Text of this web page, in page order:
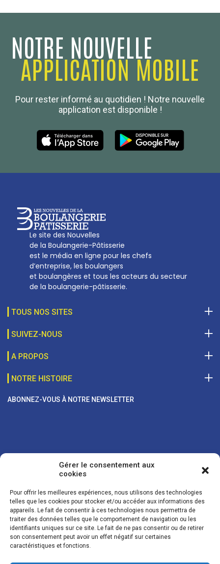
Gérer le consentement aux
cookies
Pour offrir les meilleures expériences, nous utilisons des technologies
telles que les cookies pour stocker et/ou accéder aux informations des
appareils. Le fait de consentir à ces technologies nous permettra de
traiter des données telles que le comportement de navigation ou les
identifiants uniques sur ce site. Le fait de ne pas consentir ou de retirer
son consentement peut avoir un effet négatif sur certaines
caractéristiques et fonctions.
NOTRE NOUVELLE
APPLICATION MOBILE
Pour rester informé au quotidien ! Notre nouvelle
application est disponible !
Le site des Nouvelles
de la Boulangerie-Pâtisserie
est le média en ligne pour les chefs
d’entreprise, les boulangers
et boulangères et tous les acteurs du secteur
de la boulangerie-pâtisserie.
TOUS NOS SITES
Boulanger de France
SUIVEZ-NOUS
A PROPOS
Les Nouvelles de la Boulangerie-Pâtisserie Française
27, av d’Eylau - 75782 Paris Cédex 16
01 53 70 16 25
NOTRE HISTOIRE
ABONNEZ-VOUS À NOTRE NEWSLETTER
Vos coordonnées sont uniquement utilisées pour vous envoyer des
lettres d'information sur nos activités. Vous pouvez à tout moment
utiliser le lien de désinscription figurant dans la lettre d'information.